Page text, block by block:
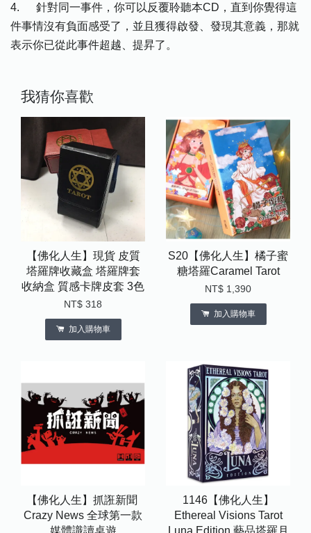
4. 針對同一事件，你可以反覆聆聽本CD，直到你覺得這
件事情沒有負面感受了，並且獲得啟發、發現其意義，那就
表示你已從此事件超越、提昇了。
我猜你喜歡
【佛化人生】現貨 皮質
塔羅牌收藏盒 塔羅牌套
收納盒 質感卡牌皮套 3色
NT$ 318
加入購物車
S20【佛化人生】橘子蜜
糖塔羅Caramel Tarot
NT$ 1,390
加入購物車
【佛化人生】抓誑新聞 ​
Crazy News 全球第一款
媒體識讀桌遊
1146【佛化人生】
Ethereal Visions Tarot
Luna Edition 藝品塔羅月